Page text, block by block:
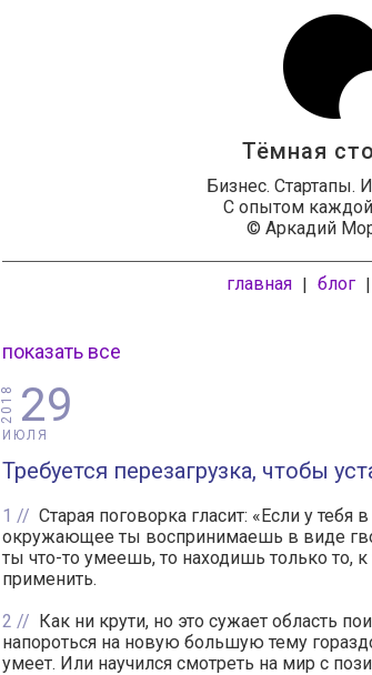
Тёмная
Бизнес. Стартапы.
С опытом
© Аркадий
главная | блог |
показать все
29
ИЮЛЯ
2018
Требуется перезагрузка, чтобы
1
Старая поговорка гласит: «Если у тебя
окружающее ты воспринимаешь в виде
ты что-то умеешь, то находишь только то,
применить.
2
Как ни крути, но это сужает область
напороться на новую большую тему
умеет. Или научился смотреть на мир с